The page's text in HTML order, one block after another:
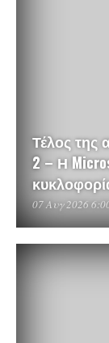
Τέλος της
2 – Η
07 Αυγ 2026